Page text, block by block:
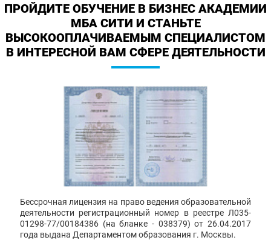
ПРОЙДИТЕ ОБУЧЕНИЕ В БИЗНЕС АКАДЕМИИ
МБА СИТИ И СТАНЬТЕ
ВЫСОКООПЛАЧИВАЕМЫМ СПЕЦИАЛИСТОМ
В ИНТЕРЕСНОЙ ВАМ СФЕРЕ ДЕЯТЕЛЬНОСТИ
Бессрочная лицензия на право ведения образовательной
деятельности регистрационный номер в реестре Л035-
01298-77/00184386 (на бланке - 038379) от 26.04.2017
года выдана Департаментом образования г. Москвы.